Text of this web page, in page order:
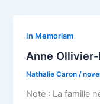
In Memoriam
Anne
Nathalie Caron/
Note : La famille